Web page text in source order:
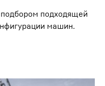
процесс
транспортировки.
подходящей
машин.